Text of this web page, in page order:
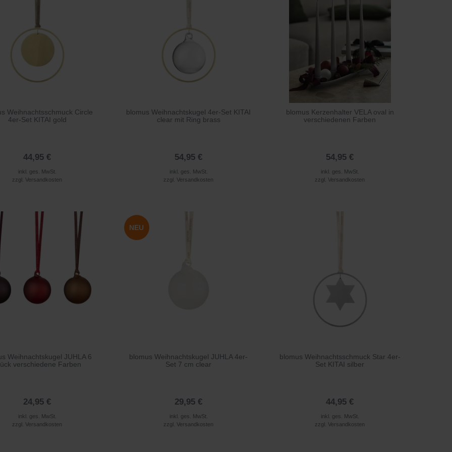
Weihnachtsschmuck Circle
4er-Set KITAI gold
44,95 €
inkl. ges. MwSt.
zzgl.Versandkosten
blomus Weihnachtskugel 4er-Set KITAI
clear mit Ring brass
54,95 €
inkl. ges. MwSt.
zzgl.Versandkosten
blomus Kerzenhalter VELA oval in
verschiedenen Farben
54,95 €
inkl. ges. MwSt.
zzgl.Versandkosten
Weihnachtskugel JUHLA 6
verschiedene Farben
24,95 €
inkl. ges. MwSt.
zzgl.Versandkosten
NEU
blomus Weihnachtskugel JUHLA 4er-
Set 7 cm clear
29,95 €
inkl. ges. MwSt.
zzgl.Versandkosten
blomus Weihnachtsschmuck Star 4er-
Set KITAI silber
44,95 €
inkl. ges. MwSt.
zzgl.Versandkosten